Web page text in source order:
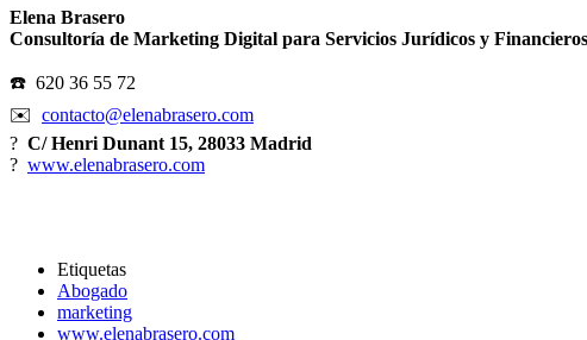
Elena Brasero
Consultoría de Marketing Digital para Servicios Jurídicos y Financieros
☎️ 620 36 55 72
✉️ contacto@elenabrasero.com
? C/ Henri Dunant 15, 28033 Madrid
? www.elenabrasero.com
Etiquetas
Abogado
marketing
www.elenabrasero.com